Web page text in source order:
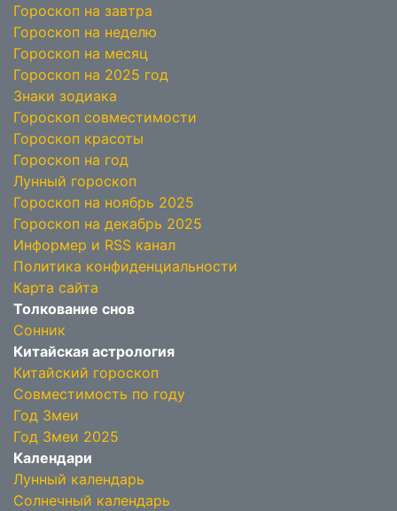
Гороскоп на завтра
Гороскоп на неделю
Гороскоп на месяц
Гороскоп на 2025 год
Знаки зодиака
Гороскоп совместимости
Гороскоп красоты
Гороскоп на год
Лунный гороскоп
Гороскоп на ноябрь 2025
Гороскоп на декабрь 2025
Информер и RSS канал
Политика конфиденциальности
Карта сайта
Толкование снов
Сонник
Китайская астрология
Китайский гороскоп
Совместимость по году
Год Змеи
Год Змеи 2025
Календари
Лунный календарь
Солнечный календарь